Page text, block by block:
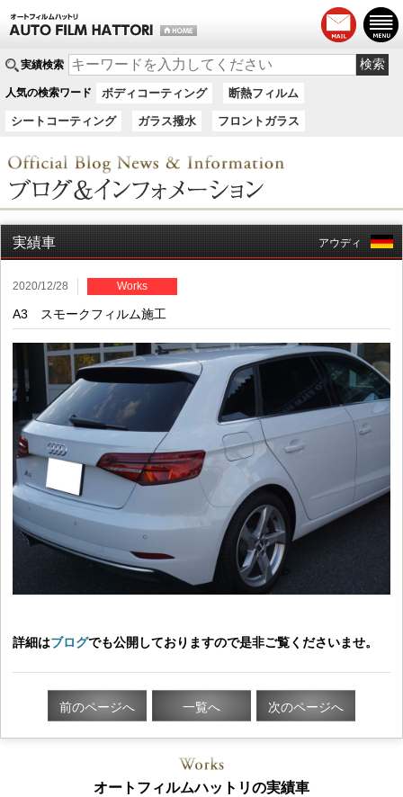
実績検索
人気の検索ワード ボディコーティング 断熱フィルム
シートコーティング ガラス撥水 フロントガラス
実績車 アウディ
2020/12/28 Works
A3 スモークフィルム施工
詳細はブログでも公開しておりますので是非ご覧くださいませ。
前のページへ 一覧へ 次のページへ
オートフィルムハットリの実績車